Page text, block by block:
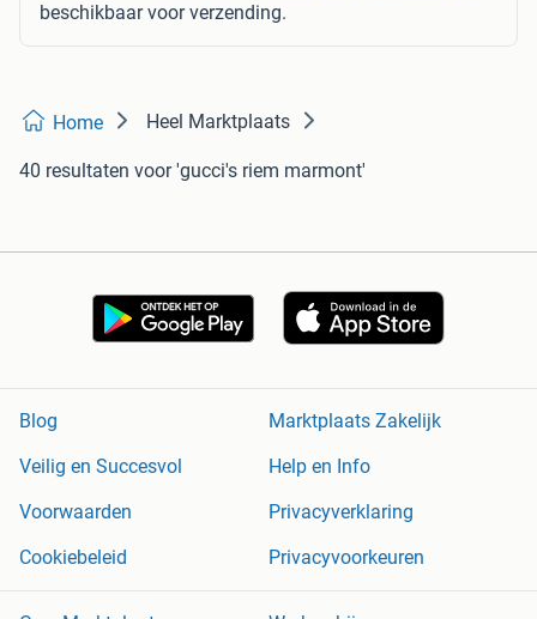
beschikbaar voor verzending.
Home Heel Marktplaats
40 resultaten voor 'gucci's riem marmont'
Blog
Marktplaats Zakelijk
Veilig en Succesvol
Help en Info
Voorwaarden
Privacyverklaring
Cookiebeleid
Privacyvoorkeuren